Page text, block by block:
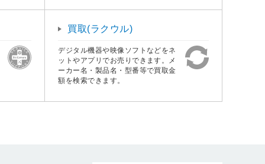
買取(ラクウル)
デジタル機器や映像ソフトなどをネ
ットやアプリでお売りできます。メ
ーカー名・製品名・型番等で買取金
額を検索できます。